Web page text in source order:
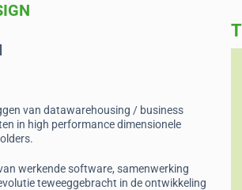
van datawarehousing / business
in high performance dimensionele
werkende software, samenwerking
teweeggebracht in de ontwikkeling
Lawrence. Thank you for the
and enthusiasm.”